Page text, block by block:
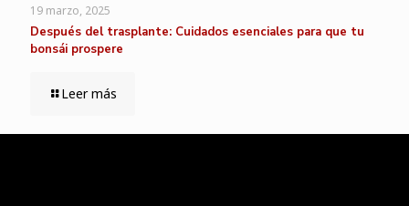
19 marzo, 2025
Después del trasplante: Cuidados esenciales para que tu
bonsái prospere
Leer más